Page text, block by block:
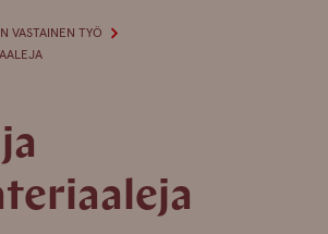
VASTAINEN TYÖ